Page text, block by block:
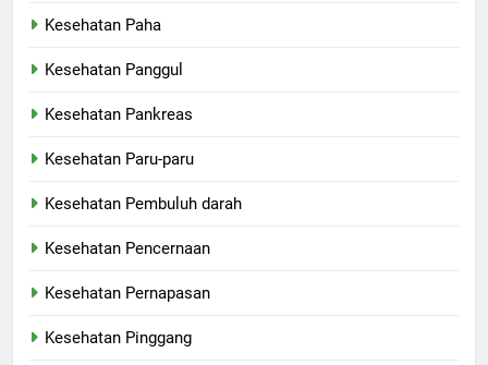
Kesehatan Paha
Kesehatan Panggul
Kesehatan Pankreas
Kesehatan Paru-paru
Kesehatan Pembuluh darah
Kesehatan Pencernaan
Kesehatan Pernapasan
Kesehatan Pinggang